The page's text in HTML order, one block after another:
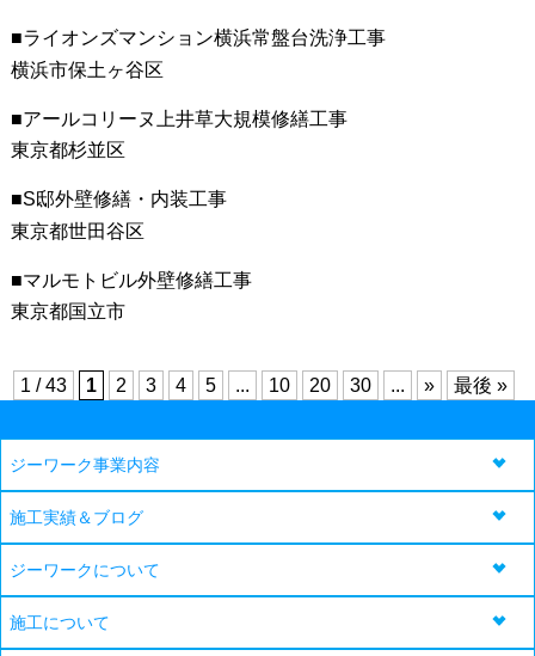
ライオンズマンション横浜常盤台洗浄工事
横浜市保土ヶ谷区
アールコリーヌ上井草大規模修繕工事
東京都杉並区
S邸外壁修繕・内装工事
東京都世田谷区
マルモトビル外壁修繕工事
東京都国立市
1 / 43 1 2 3 4 5 ... 10 20 30 ... » 最後 »
ジーワーク事業内容
施工実績＆ブログ
ジーワークについて
施工について